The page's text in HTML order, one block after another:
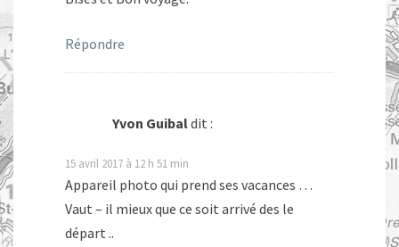
Répondre
Yvon Guibaldit :
15 avril 2017 à 12 h 51 min
Appareil photo qui prend ses vacances …
Vaut – il mieux que ce soit arrivé des le
départ ..